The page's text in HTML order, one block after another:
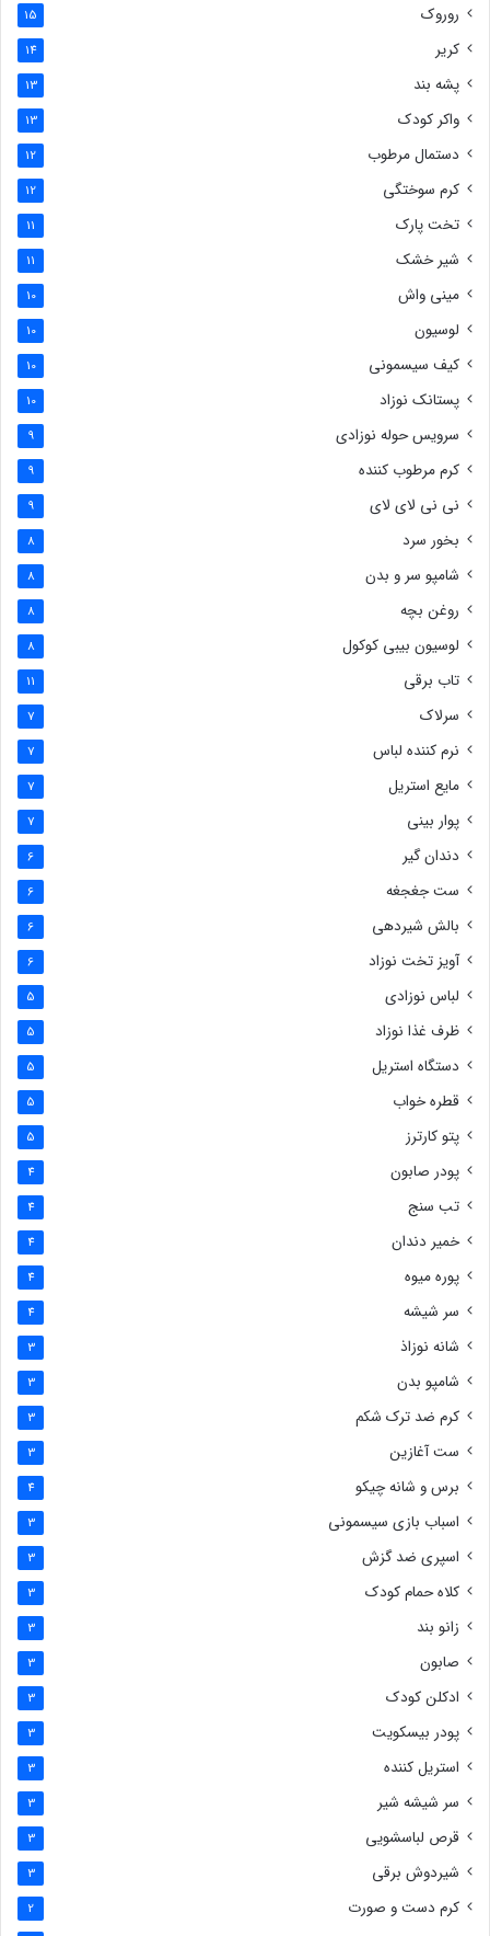
روروک 15
کریر 14
پشه بند 13
واکر کودک 13
دستمال مرطوب 12
کرم سوختگی 12
تخت پارک 11
شیر خشک 11
مینی واش 10
لوسیون 10
کیف سیسمونی 10
پستانک نوزاد 10
سرویس حوله نوزادی 9
کرم مرطوب کننده 9
نی نی لای لای 9
بخور سرد 8
شامپو سر و بدن 8
روغن بچه 8
لوسیون بیبی کوکول 8
تاب برقی 11
سرلاک 7
نرم کننده لباس 7
مایع استریل 7
پوار بینی 7
دندان گیر 6
ست جغجغه 6
بالش شیردهی 6
آویز تخت نوزاد 6
لباس نوزادی 5
ظرف غذا نوزاد 5
دستگاه استریل 5
قطره خواب 5
پتو کارترز 5
پودر صابون 4
تب سنج 4
خمیر دندان 4
پوره میوه 4
سر شیشه 4
شانه نوزاذ 3
شامپو بدن 3
کرم ضد ترک شکم 3
ست آغازین 3
برس و شانه چیکو 4
اسباب بازی سیسمونی 3
اسپری ضد گزش 3
کلاه حمام کودک 3
زانو بند 3
صابون 3
ادکلن کودک 3
پودر بیسکویت 3
استریل کننده 3
سر شیشه شیر 3
قرص لباسشویی 3
شیردوش برقی 3
کرم دست و صورت 2